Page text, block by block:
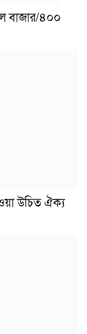
বাজার/৪০০
উচিত ঐক্য